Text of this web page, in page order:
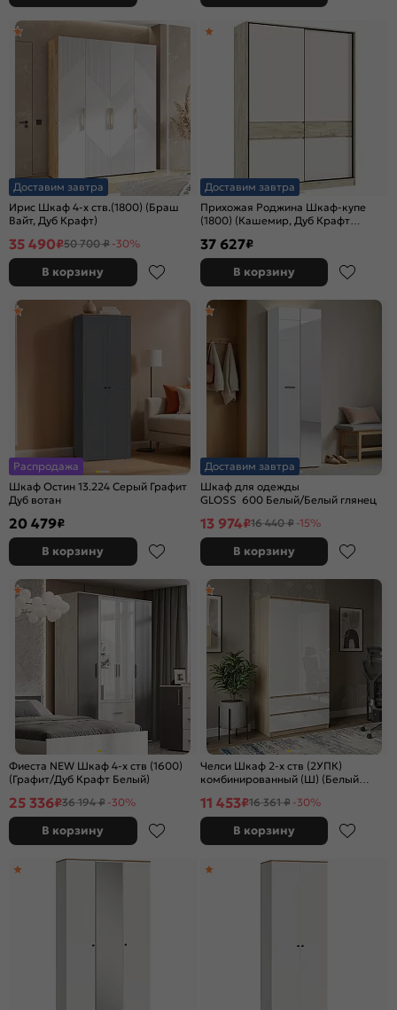
Доставим завтра
Ирис Шкаф 4-х ств.(1800) (Браш
Вайт, Дуб Крафт)
35 490₽50 700 ₽ -30%
В корзину
Доставим завтра
Прихожая Роджина Шкаф-купе
(1800) (Кашемир, Дуб Крафт
37 627₽
В корзину
Распродажа
Шкаф Остин 13.224 Серый Графит
Дуб вотан
20 479₽
В корзину
Доставим завтра
Шкаф для одежды
GLOSS 600 Белый/Белый глянец
13 974₽16 440 ₽ -15%
В корзину
Фиеста NEW Шкаф 4-х ств (1600)
(Графит/Дуб Крафт Белый)
25 336₽36 194 ₽ -30%
В корзину
Челси Шкаф 2-х ств (2УПК)
комбинированный (Ш) (Белый
11 453₽16 361 ₽ -30%
В корзину